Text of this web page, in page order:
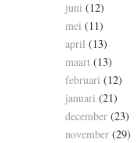
juni (12)
mei (11)
april (13)
maart (13)
februari (12)
januari (21)
december (23)
november (29)